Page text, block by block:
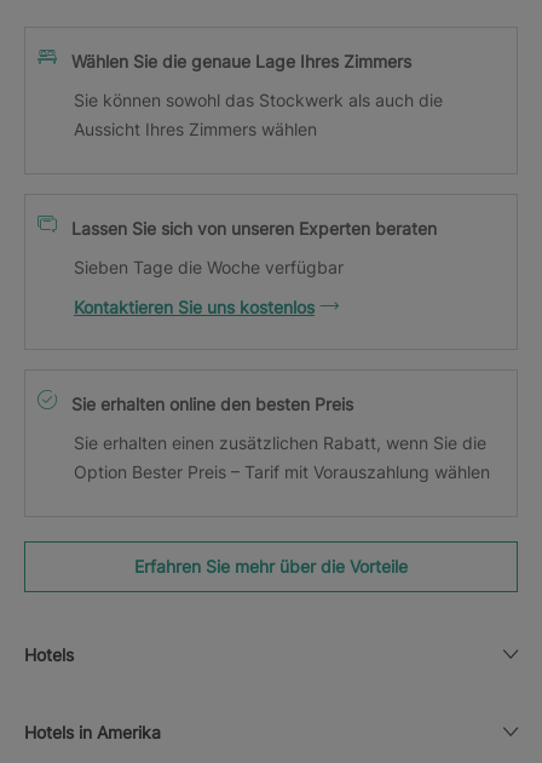
Wählen Sie die genaue Lage Ihres Zimmers
Sie können sowohl das Stockwerk als auch die
Aussicht Ihres Zimmers wählen
Lassen Sie sich von unseren Experten beraten
Sieben Tage die Woche verfügbar
Kontaktieren Sie uns kostenlos
Sie erhalten online den besten Preis
Sie erhalten einen zusätzlichen Rabatt, wenn Sie die
Option Bester Preis – Tarif mit Vorauszahlung wählen
Erfahren Sie mehr über die Vorteile
Hotels
Hotels in Amerika